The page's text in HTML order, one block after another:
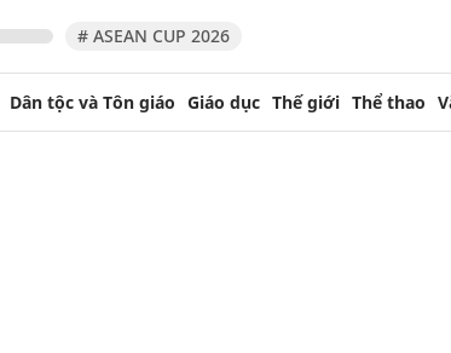
# ASEAN CUP 2026
Dân tộc và Tôn giáo Giáo dục Thế giới Thể thao